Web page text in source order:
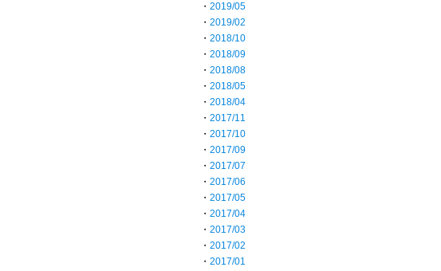
・ 2019/05
・ 2019/02
・ 2018/10
・ 2018/09
・ 2018/08
・ 2018/05
・ 2018/04
・ 2017/11
・ 2017/10
・ 2017/09
・ 2017/07
・ 2017/06
・ 2017/05
・ 2017/04
・ 2017/03
・ 2017/02
・ 2017/01